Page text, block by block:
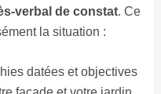
verbal de constat. Ce
la situation :
datées et objectives